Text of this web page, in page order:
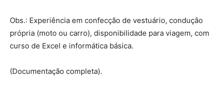
Obs.: Experiência em confecção de vestuário, condução
própria (moto ou carro), disponibilidade para viagem, com
curso de Excel e informática básica.
(Documentação completa).